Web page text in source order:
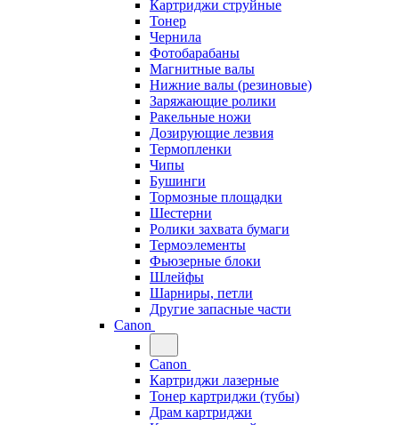
Картриджи струйные
Тонер
Чернила
Фотобарабаны
Магнитные валы
Нижние валы (резиновые)
Заряжающие ролики
Ракельные ножи
Дозирующие лезвия
Термопленки
Чипы
Бушинги
Тормозные площадки
Шестерни
Ролики захвата бумаги
Термоэлементы
Фьюзерные блоки
Шлейфы
Шарниры, петли
Другие запасные части
Canon
Canon
Картриджи лазерные
Тонер картриджи (тубы)
Драм картриджи